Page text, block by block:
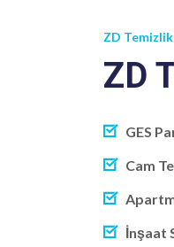
ZD
ZD
GES
Cam
İnşaat